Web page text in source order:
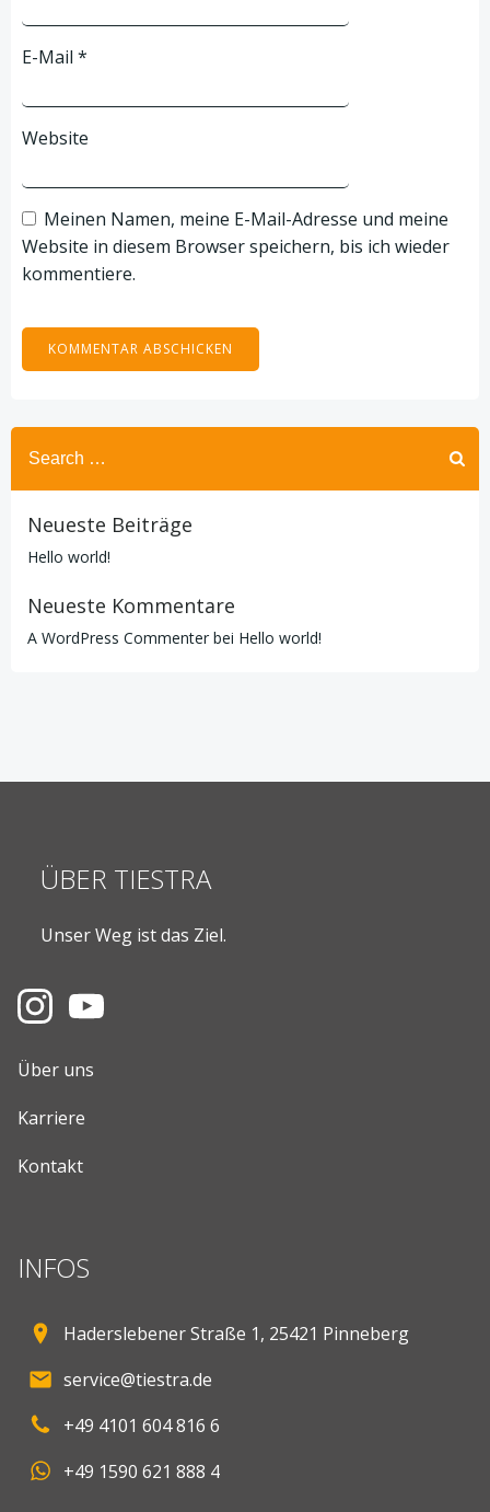
E-Mail *
Website
Meinen Namen, meine E-Mail-Adresse und meine
Website in diesem Browser speichern, bis ich wieder
kommentiere.
Search
for:
Neueste Beiträge
Hello world!
Neueste Kommentare
A WordPress Commenter bei Hello world!
ÜBER TIESTRA
Unser Weg ist das Ziel.
Über uns
Karriere
Kontakt
INFOS
Haderslebener Straße 1, 25421 Pinneberg
service@tiestra.de
+49 4101 604 816 6
+49 1590 621 888 4